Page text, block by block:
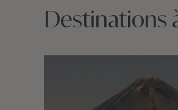
Destinations